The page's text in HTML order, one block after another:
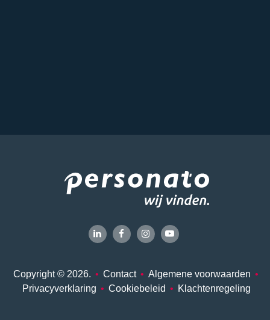
Copyright © 2026. • Contact • Algemene voorwaarden •
Privacyverklaring • Cookiebeleid • Klachtenregeling